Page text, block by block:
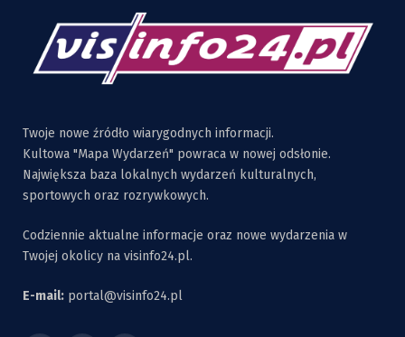
Twoje nowe źródło wiarygodnych informacji.
Kultowa "Mapa Wydarzeń" powraca w nowej odsłonie.
Największa baza lokalnych wydarzeń kulturalnych,
sportowych oraz rozrywkowych.
Codziennie aktualne informacje oraz nowe wydarzenia w
Twojej okolicy na visinfo24.pl.
E-mail: portal@visinfo24.pl